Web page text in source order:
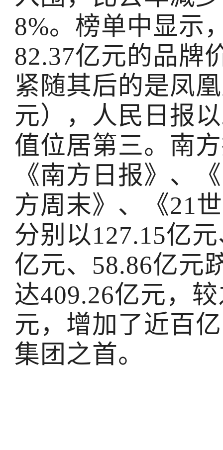
8%。榜单中显示
82.37亿元的品牌
紧随其后的是凤
元），人民日报
值位居第三。南
《南方日报》、
方周末》、《21
分别以127.15亿
亿元、58.86亿元
达409.26亿元，
元，增加了近百
集团之首。